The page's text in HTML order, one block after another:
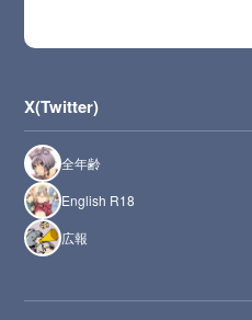
X(Twitter)
全年齢
English R18
広報